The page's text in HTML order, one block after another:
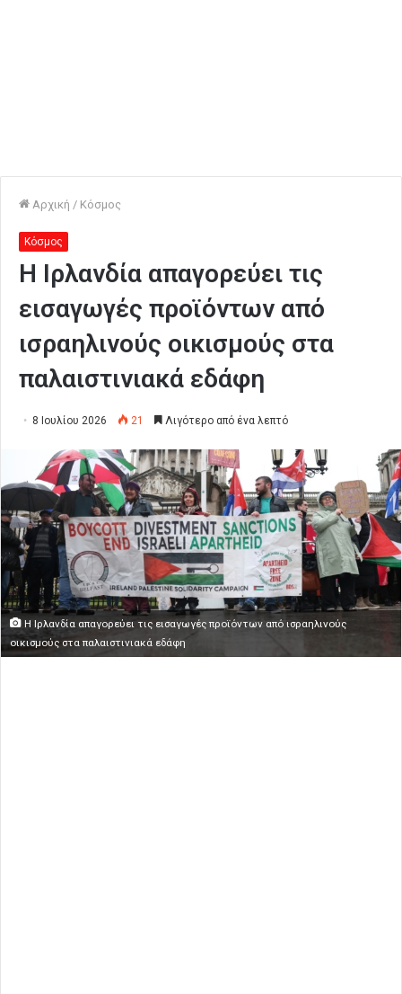
Αρχική / Κόσμος
Κόσμος
Η Ιρλανδία απαγορεύει τις
εισαγωγές προϊόντων από
ισραηλινούς οικισμούς στα
παλαιστινιακά εδάφη
8 Ιουλίου 2026 21 Λιγότερο από ένα λεπτό
Η Ιρλανδία απαγορεύει τις εισαγωγές προϊόντων από ισραηλινούς
οικισμούς στα παλαιστινιακά εδάφη